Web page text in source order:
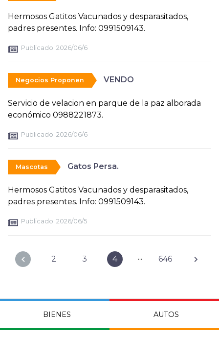
Hermosos Gatitos Vacunados y desparasitados,
padres presentes. Info: 0991509143.
Publicado: 2026/06/6
Negocios Proponen VENDO
Servicio de velacion en parque de la paz alborada
económico 0988221873.
Publicado: 2026/06/6
Mascotas Gatos Persa.
Hermosos Gatitos Vacunados y desparasitados,
padres presentes. Info: 0991509143.
Publicado: 2026/06/5
2 3 4 ... 646
BIENES AUTOS